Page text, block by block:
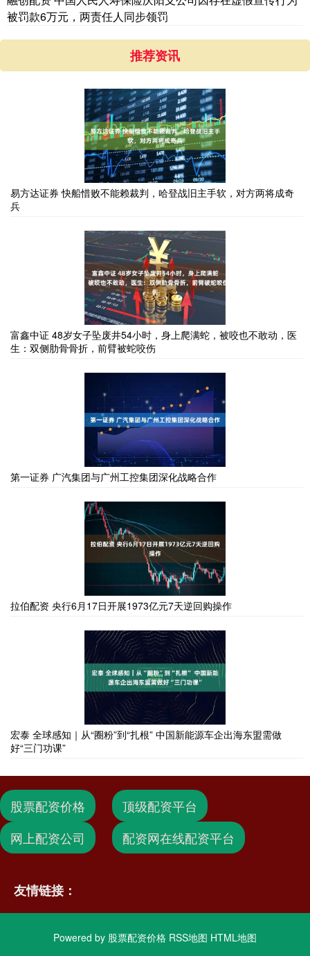
被罚款6万元，两责任人同步领罚
推荐资讯
易方达证券 快船惜败不能赖裁判，哈登战旧主手软，对方两将成奇
兵
富鑫中证 48岁女子坠废井54小时，身上爬满蛇，被咬也不敢动，医
生：双侧肋骨骨折，前臂被蛇咬伤
第一证券 广汽集团与广州工控集团深化战略合作
拉伯配资 央行6月17日开展1973亿元7天逆回购操作
宏泰 全球感知｜从“圈粉”到“扎根” 中国新能源车企出海东盟需做
好“三门功课”
股票配资价格
顶级配资平台
网上配资公司
配资网在线配资平台
友情链接：
Powered by 股票配资价格 RSS地图 HTML地图